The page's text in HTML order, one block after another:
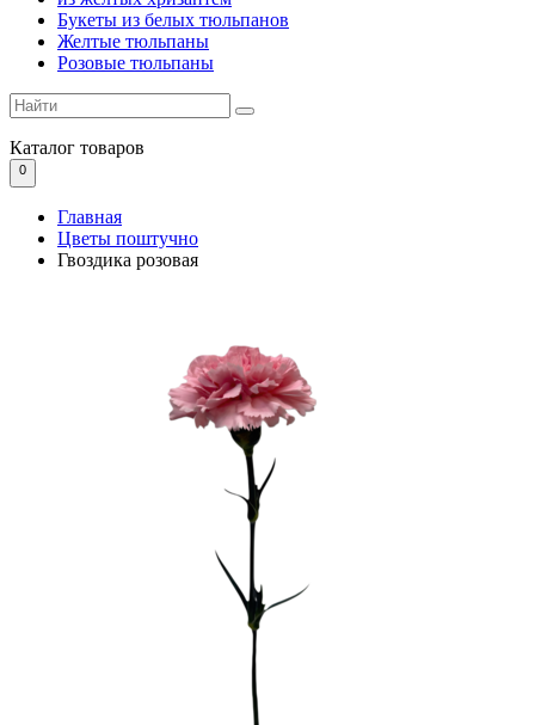
Букеты из белых тюльпанов
Желтые тюльпаны
Розовые тюльпаны
Каталог товаров
0
Главная
Цветы поштучно
Гвоздика розовая